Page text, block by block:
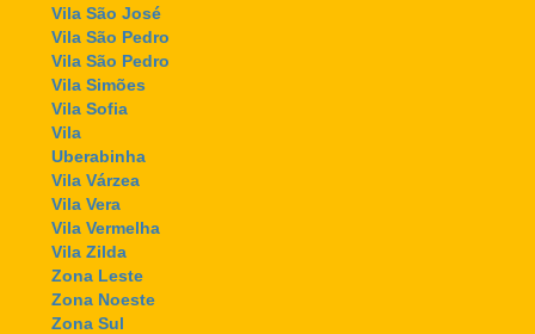
Vila São José
Vila São Pedro
Vila São Pedro
Vila Simões
Vila Sofia
Vila
Uberabinha
Vila Várzea
Vila Vera
Vila Vermelha
Vila Zilda
Zona Leste
Zona Noeste
Zona Sul